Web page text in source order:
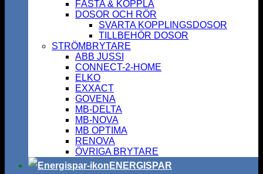
FÄSTA & KOPPLA
DOSOR OCH RÖR
SVARTA KOPPLINGSDOSOR
TILLBEHÖR DOSOR
STRÖMBRYTARE
ABB JUSSI
CONNECT-2-HOME
ELKO
EXXACT
GOVENA
MB-DELTA
MB-NOVA
MB OPTIMA
RENOVA
ÖVRIGA BRYTARE
ENERGISPAR